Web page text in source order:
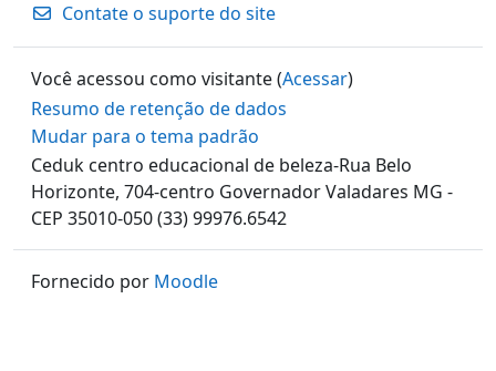
Contate o suporte do site
Você acessou como visitante (Acessar)
Resumo de retenção de dados
Mudar para o tema padrão
Ceduk centro educacional de beleza-Rua Belo
Horizonte, 704-centro Governador Valadares MG -
CEP 35010-050 (33) 99976.6542
Fornecido por Moodle